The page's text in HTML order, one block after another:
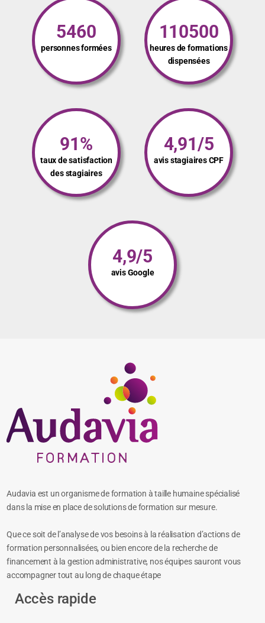
5460
personnes formées
110500
heures de formations
dispensées
91%
taux de satisfaction
des stagiaires
4,91/5
avis stagiaires CPF
4,9/5
avis Google
Audavia est un organisme de formation à taille humaine spécialisé
dans la mise en place de solutions de formation sur mesure.
Que ce soit de l’analyse de vos besoins à la réalisation d’actions de
formation personnalisées, ou bien encore de la recherche de
financement à la gestion administrative, nos équipes sauront vous
accompagner tout au long de chaque étape
Accès rapide